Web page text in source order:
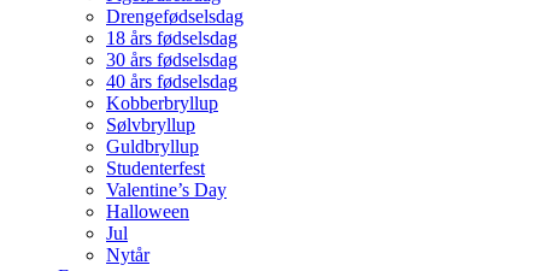
Drengefødselsdag
18 års fødselsdag
30 års fødselsdag
40 års fødselsdag
Kobberbryllup
Sølvbryllup
Guldbryllup
Studenterfest
Valentine’s Day
Halloween
Jul
Nytår